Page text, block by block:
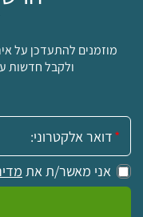
מוזמנים להתעדכן על
ולקבל חדשות
אימייל:
אני מאשר/ת את